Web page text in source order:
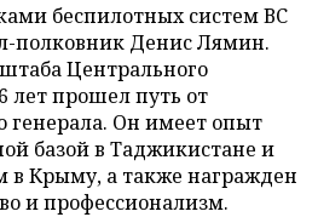
беспилотных систем ВС
полковник Денис Лямин.
Центрального
лет прошел путь от
генерала. Он имеет опыт
базой в Таджикистане и
в Крыму, а также награжден
и профессионализм.